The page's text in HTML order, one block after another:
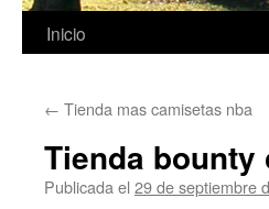
Saltar
contenido
Inicio
← Tienda mas camisetas nba
Tienda
Publicada el 29 de septiembre